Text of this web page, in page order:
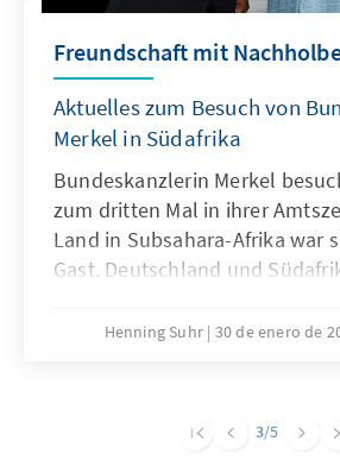
Freundschaft mit
Aktuelles zum Besuch von
Merkel in Südafrika
Bundeskanzlerin Merkel
zum dritten Mal in ihrer
Land in Subsahara-Afrika war
Gast. Deutschland und
längerem an Dynamik verloren
des außenpolitischen
Henning Suhr 30 de enero de
3/5